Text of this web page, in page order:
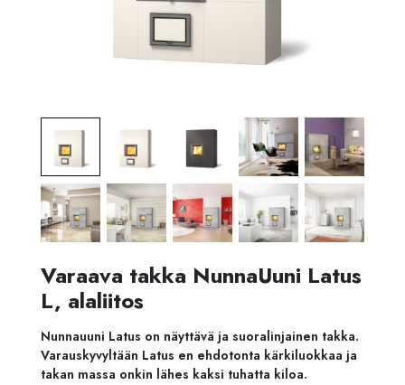
Varaava takka NunnaUuni Latus
L, alaliitos
Nunnauuni Latus on näyttävä ja suoralinjainen takka.
Varauskyvyltään Latus en ehdotonta kärkiluokkaa ja
takan massa onkin lähes kaksi tuhatta kiloa.